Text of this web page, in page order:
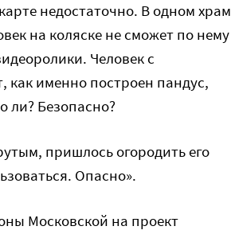
недостаточно. В одном
на коляске не сможет по нему
Человек с
как именно построен пандус,
ли? Безопасно?
пришлось огородить его
Опасно».
Московской на проект